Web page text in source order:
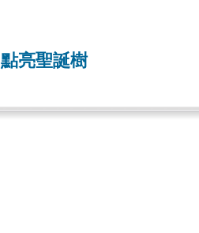
點亮聖誕樹